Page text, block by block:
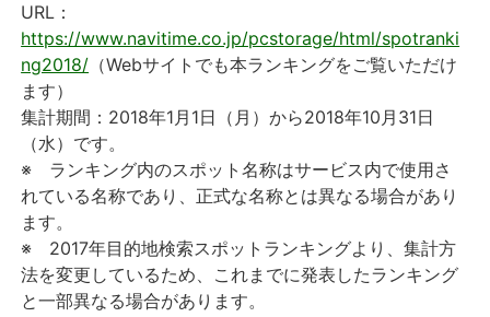
URL：
https://www.navitime.co.jp/pcstorage/html/spotranki
ng2018/ （Webサイトでも本ランキングをご覧いただけ
ます）
集計期間：2018年1月1日（月）から2018年10月31日
（水）です。
※ ランキング内のスポット名称はサービス内で使用さ
れている名称であり、正式な名称とは異なる場合があり
ます。
※ 2017年目的地検索スポットランキングより、集計方
法を変更しているため、これまでに発表したランキング
と一部異なる場合があります。